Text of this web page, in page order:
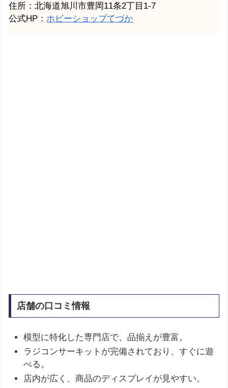
住所：北海道旭川市豊岡11条2丁目1-7
公式HP： ホビーショップてづか
店舗の口コミ情報
模型に特化した専門店で、品揃えが豊富。
ラジコンサーキットが完備されており、すぐに遊
べる。
店内が広く、商品のディスプレイが見やすい。